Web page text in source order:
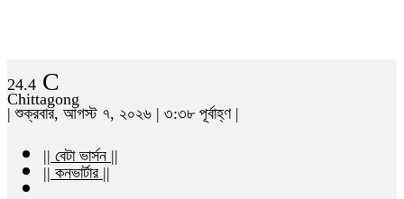
24.4 C
Chittagong
| শুক্রবার, আগস্ট ৭, ২০২৬ | ৩:৩৮ পূর্বাহ্ণ |
|| বেটা ভার্সন ||
|| কনভার্টার ||